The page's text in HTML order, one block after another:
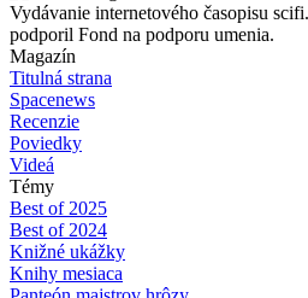
Vydávanie internetového časopisu
podporil Fond na podporu umenia.
Magazín
Titulná strana
Spacenews
Recenzie
Poviedky
Videá
Témy
Best of 2025
Best of 2024
Knižné ukážky
Knihy mesiaca